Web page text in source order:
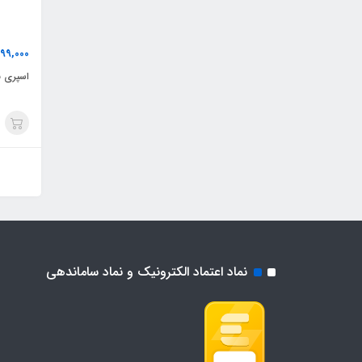
نماد اعتماد الکترونیک و نماد ساماندهی